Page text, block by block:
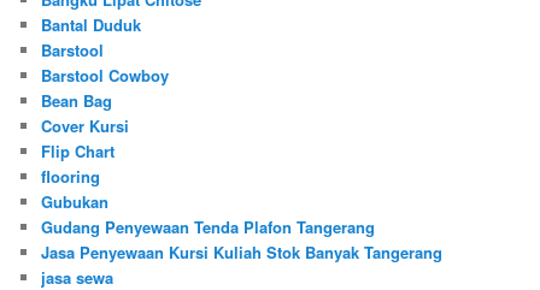
Bantal Duduk
Barstool
Barstool Cowboy
Bean Bag
Cover Kursi
Flip Chart
flooring
Gubukan
Gudang Penyewaan Tenda Plafon Tangerang
Jasa Penyewaan Kursi Kuliah Stok Banyak Tangerang
jasa sewa